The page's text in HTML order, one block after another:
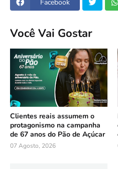
Facebook
Você Vai Gostar
Clientes reais assumem o
protagonismo na campanha
de 67 anos do Pão de Açúcar
07 Agosto, 2026